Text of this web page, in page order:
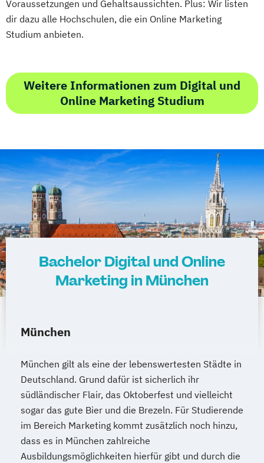
Voraussetzungen und Gehaltsaussichten. Plus: Wir listen
dir dazu alle Hochschulen, die ein Online Marketing
Studium anbieten.
Weitere Informationen zum Digital und
Online Marketing Studium
Bachelor Digital und Online
Marketing in München
München
München gilt als eine der lebenswertesten Städte in
Deutschland. Grund dafür ist sicherlich ihr
südländischer Flair, das Oktoberfest und vielleicht
sogar das gute Bier und die Brezeln. Für Studierende
im Bereich Marketing kommt zusätzlich noch hinzu,
dass es in München zahlreiche
Ausbildungsmöglichkeiten hierfür gibt und durch die